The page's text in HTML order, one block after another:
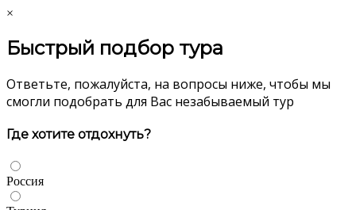
×
Быстрый подбор тура
Ответьте, пожалуйста, на вопросы ниже, чтобы мы
смогли подобрать для Вас незабываемый тур
Где хотите отдохнуть?
Россия